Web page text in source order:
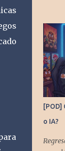
[POD]
o IA?